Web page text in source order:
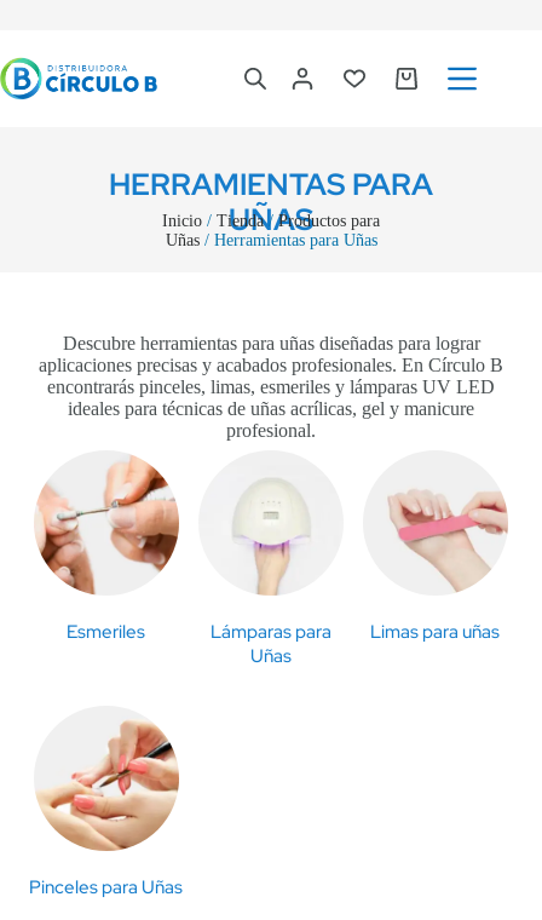
HERRAMIENTAS PARA
UÑAS
Inicio / Tienda/Productos para
Uñas/ Herramientas para Uñas
Descubre herramientas para uñas diseñadas para lograr
aplicaciones precisas y acabados profesionales. En Círculo B
encontrarás pinceles, limas, esmeriles y lámparas UV LED
ideales para técnicas de uñas acrílicas, gel y manicure
profesional.
Esmeriles
Lámparas para
Uñas
Limas para uñas
Pinceles para Uñas